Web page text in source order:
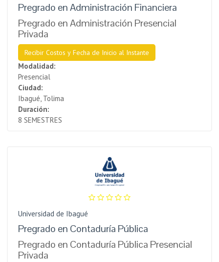
Pregrado en Administración Financiera
Pregrado en Administración Presencial
Privada
Recibir Costos y Fecha de Inicio al Instante
Modalidad:
Presencial
Ciudad:
Ibagué, Tolima
Duración:
8 SEMESTRES
Universidad de Ibagué
Pregrado en Contaduría Pública
Pregrado en Contaduría Pública Presencial
Privada